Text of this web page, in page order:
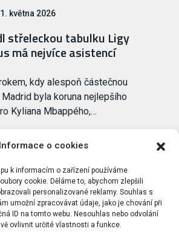
Informace o cookies
k informacím o zařízení používáme
cookie. Děláme to, abychom zlepšili
personalizované reklamy. Souhlas s
umožní zpracovávat údaje, jako je chování při
ID na tomto webu. Nesouhlas nebo odvolání
ovlivnit určité vlastnosti a funkce.
května 2026
střeleckou tabulku Ligy
má nejvíce asistencí
kdy alespoň částečnou
byla koruna nejlepšího
Kyliana Mbappého,…